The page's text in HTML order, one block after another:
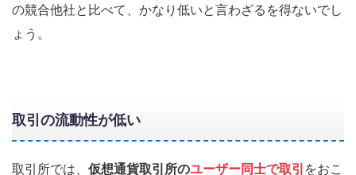
の競合他社と比べて、かなり低いと言わざるを得ないでし
ょう。
取引の流動性が低い
取引所では、 仮想通貨取引所のユーザー同士で取引 をおこ